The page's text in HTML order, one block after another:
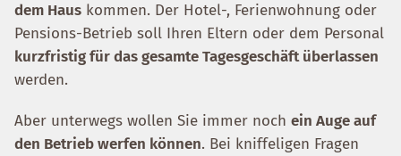
dem Haus kommen. Der Hotel-, Ferienwohnung oder
Pensions-Betrieb soll Ihren Eltern oder dem Personal
kurzfristig für das gesamte Tagesgeschäft überlassen
werden.
Aber unterwegs wollen Sie immer noch ein Auge auf
den Betrieb werfen können. Bei kniffeligen Fragen